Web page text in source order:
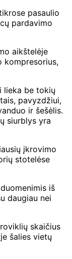
pasaulio
pardavimo
aikštelėje
kompresorius,
lieka be tokių
pavyzdžiui,
ir šešėlis.
siurblys yra
įkrovimo
stotelėse
iš
daugiau nei
skaičius
šalies vietų